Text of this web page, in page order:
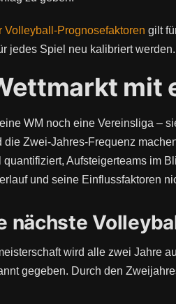
Volleyball-Prognosefaktoren gilt
jedes Spiel neu kalibriert werden.
mit
WM noch eine Vereinsliga –
die Zwei-Jahres-Frequenz
quantifiziert, Aufsteigerteams im
und seine Einflussfaktoren
nächste
wird alle zwei Jahre
gegeben. Durch den